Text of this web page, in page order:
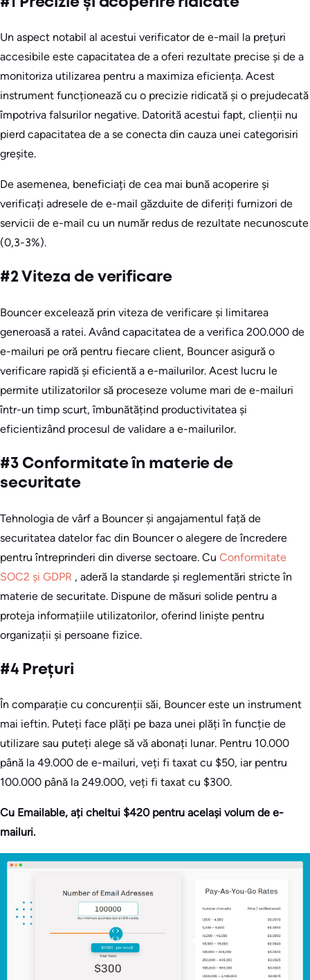
Un aspect notabil al acestui verificator de e-mail la prețuri
accesibile este capacitatea de a oferi rezultate precise și de a
monitoriza utilizarea pentru a maximiza eficiența. Acest
instrument funcționează cu o precizie ridicată și o prejudecată
împotriva falsurilor negative. Datorită acestui fapt, clienții nu
pierd capacitatea de a se conecta din cauza unei categorisiri
greșite.
De asemenea, beneficiați de cea mai bună acoperire și
verificați adresele de e-mail găzduite de diferiți furnizori de
servicii de e-mail cu un număr redus de rezultate necunoscute
(0,3-3%).
#2 Viteza de verificare
Bouncer excelează prin viteza de verificare și limitarea
generoasă a ratei. Având capacitatea de a verifica 200.000 de
e-mailuri pe oră pentru fiecare client, Bouncer asigură o
verificare rapidă și eficientă a e-mailurilor. Acest lucru le
permite utilizatorilor să proceseze volume mari de e-mailuri
într-un timp scurt, îmbunătățind productivitatea și
eficientizând procesul de validare a e-mailurilor.
#3 Conformitate în materie de
securitate
Tehnologia de vârf a Bouncer și angajamentul față de
securitatea datelor fac din Bouncer o alegere de încredere
pentru întreprinderi din diverse sectoare. Cu Conformitate
SOC2 și GDPR , aderă la standarde și reglementări stricte în
materie de securitate. Dispune de măsuri solide pentru a
proteja informațiile utilizatorilor, oferind liniște pentru
organizații și persoane fizice.
#4 Prețuri
În comparație cu concurenții săi, Bouncer este un instrument
mai ieftin. Puteți face plăți pe baza unei plăți în funcție de
utilizare sau puteți alege să vă abonați lunar. Pentru 10.000
până la 49.000 de e-mailuri, veți fi taxat cu $50, iar pentru
100.000 până la 249.000, veți fi taxat cu $300.
Cu Emailable, ați cheltui $420 pentru același volum de e-
mailuri.